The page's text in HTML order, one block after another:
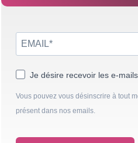
Je désire recevoir les e-
Vous pouvez vous désinscrire à tout
présent dans nos emails.